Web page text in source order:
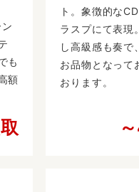
も
額
ト。象徴的な
ラスプにて表現
し高級感も奏で
お品物となって
おります。